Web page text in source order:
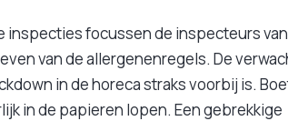
focussen de inspecteurs van
van de allergenenregels. De
in de horeca straks voorbij is.
in de papieren lopen. Een gebrekkige